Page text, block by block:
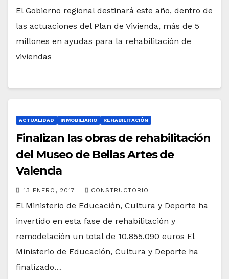
El Gobierno regional destinará este año, dentro de
las actuaciones del Plan de Vivienda, más de 5
millones en ayudas para la rehabilitación de
viviendas
ACTUALIDAD INMOBILIARIO REHABILITACIÓN
Finalizan las obras de rehabilitación
del Museo de Bellas Artes de
Valencia
13 ENERO, 2017 CONSTRUCTORIO
El Ministerio de Educación, Cultura y Deporte ha
invertido en esta fase de rehabilitación y
remodelación un total de 10.855.090 euros El
Ministerio de Educación, Cultura y Deporte ha
finalizado…